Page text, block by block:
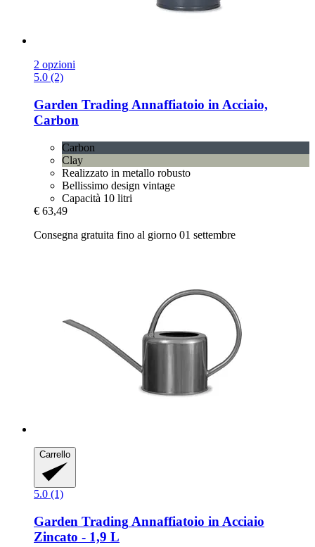
2 opzioni
5.0 (2)
Garden Trading Annaffiatoio in Acciaio,
Carbon
Carbon
Clay
Realizzato in metallo robusto
Bellissimo design vintage
Capacità 10 litri
€ 63,49
Consegna gratuita fino al giorno 01 settembre
Carrello
5.0 (1)
Garden Trading Annaffiatoio in Acciaio
Zincato -​ 1,9 L